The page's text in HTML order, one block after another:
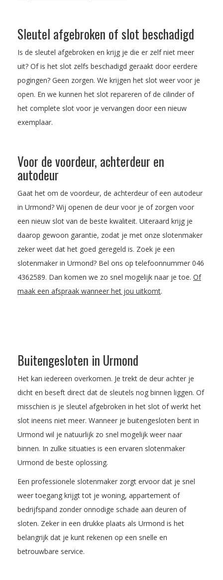
Sleutel afgebroken of slot beschadigd
Is de sleutel afgebroken en krijg je die er zelf niet meer
uit? Of is het slot zelfs beschadigd geraakt door eerdere
pogingen? Geen zorgen. We krijgen het slot weer voor je
open. En we kunnen het slot repareren of de cilinder of
het complete slot voor je vervangen door een nieuw
exemplaar.
Voor de voordeur, achterdeur en
autodeur
Gaat het om de voordeur, de achterdeur of een autodeur
in Urmond? Wij openen de deur voor je of zorgen voor
een nieuw slot van de beste kwaliteit. Uiteraard krijg je
daarop gewoon garantie, zodat je met onze slotenmaker
zeker weet dat het goed geregeld is. Zoek je een
slotenmaker in Urmond? Bel ons op telefoonnummer 046
4362589. Dan komen we zo snel mogelijk naar je toe. Of
maak een afspraak wanneer het jou uitkomt.
Buitengesloten in Urmond
Het kan iedereen overkomen. Je trekt de deur achter je
dicht en beseft direct dat de sleutels nog binnen liggen. Of
misschien is je sleutel afgebroken in het slot of werkt het
slot ineens niet meer. Wanneer je buitengesloten bent in
Urmond wil je natuurlijk zo snel mogelijk weer naar
binnen. In zulke situaties is een ervaren slotenmaker
Urmond de beste oplossing.
Een professionele slotenmaker zorgt ervoor dat je snel
weer toegang krijgt tot je woning, appartement of
bedrijfspand zonder onnodige schade aan deuren of
sloten. Zeker in een drukke plaats als Urmond is het
belangrijk dat je kunt rekenen op een snelle en
betrouwbare service.